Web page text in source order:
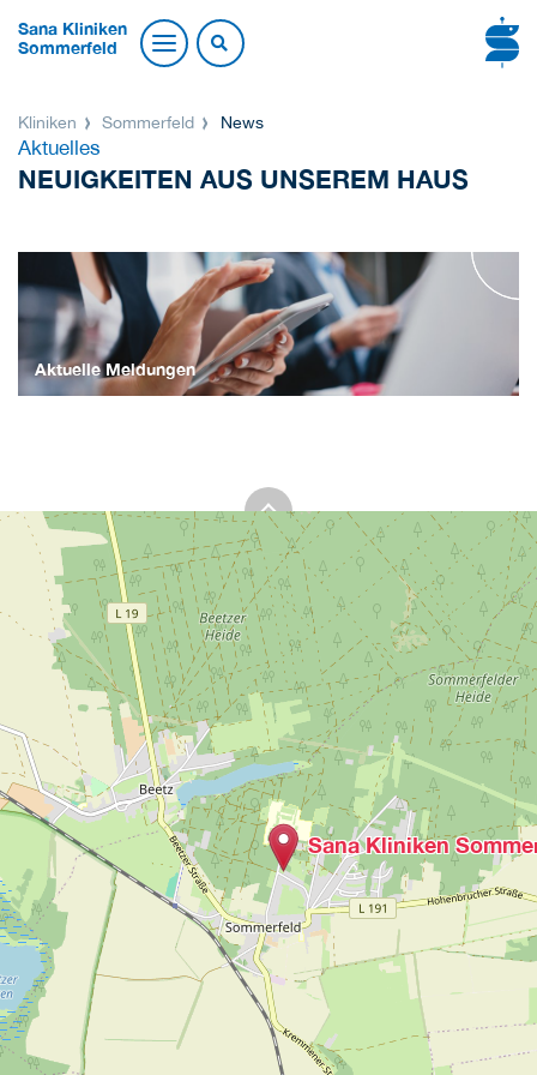
Sana Kliniken
Sommerfeld
Kliniken Sommerfeld News
Aktuelles
NEUIGKEITEN AUS UNSEREM HAUS
Aktuelle Meldungen
Sana Kliniken